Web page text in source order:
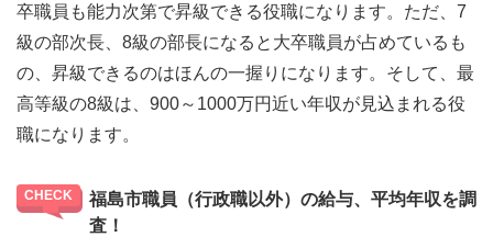
卒職員も能力次第で昇級できる役職になります。ただ、7
級の部次長、8級の部長になると大卒職員が占めているも
の、昇級できるのはほんの一握りになります。そして、最
高等級の8級は、900～1000万円近い年収が見込まれる役
職になります。
福島市職員（行政職以外）の給与、平均年収を調
査！